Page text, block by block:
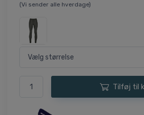
(Vi sender alle hverdage)
Tilføj til